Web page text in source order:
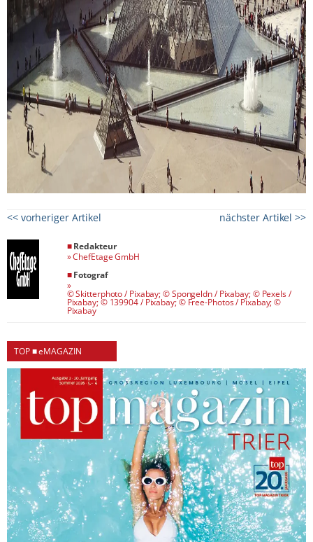
<< vorheriger Artikel nächster Artikel >>
■Redakteur
»ChefEtage GmbH
■Fotograf
»
© Skitterphoto / Pixabay; © Spongeldn / Pixabay; © Pexels /
Pixabay; © 139904 / Pixabay; © Free-Photos / Pixabay; ©
Pixabay
TOP ■ eMAGAZIN